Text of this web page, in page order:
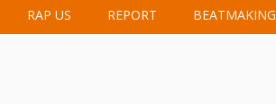
RAP US REPORT BEATMAKING